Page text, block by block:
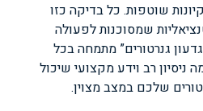
שוטפות. כל בדיקה כזו
שמסוכנות לפעולה
גנרטורים” מתמחה בכל
רב וידע מקצועי שיכול
שלכם במצב מצוין.